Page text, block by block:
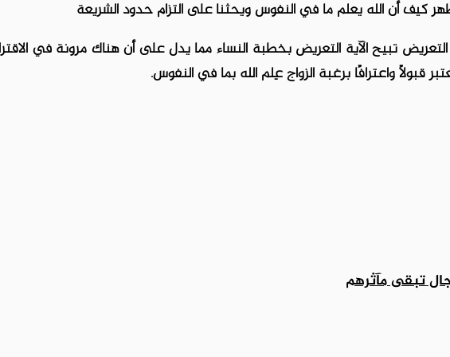
كيف أن الله يعلم ما في النفوس ويحثنا على التزام حدود الشريعة
تبيح الآية التعريض بخطبة النساء مما يدل على أن هناك مرونة في
قبولًا واعترافًا برغبة الزواج عِلم الله بما في النفوس.
تبقى مآثرهم